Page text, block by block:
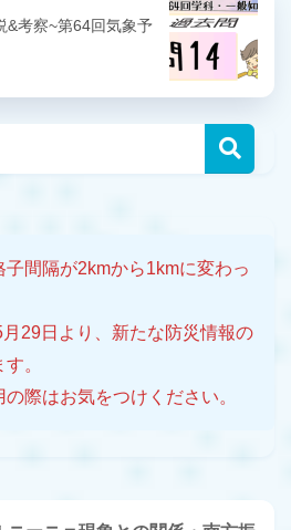
&考察~第64回気象予
子間隔が2kmから1kmに変わっ
29日より、新たな防災情報の
。
際はお気をつけください。